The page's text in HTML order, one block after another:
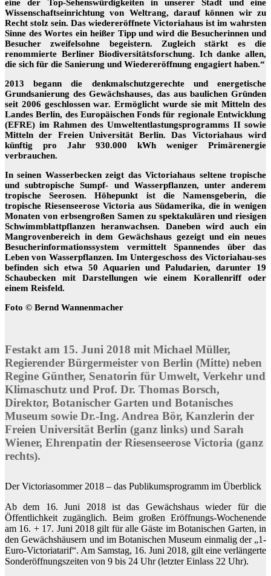
eine der Top-Sehenswürdigkeiten in unserer Stadt und eine
Wissenschaftseinrichtung von Weltrang, darauf können wir zu
Recht stolz sein. Das wiedereröffnete Victoriahaus ist im wahrsten
Sinne des Wortes ein heißer Tipp und wird die Besucherinnen und
Besucher zweifelsohne begeistern. Zugleich stärkt es die
renommierte Berliner Biodiversitätsforschung. Ich danke allen,
die sich für die Sanierung und Wiedereröffnung engagiert haben.“
2013 begann die denkmalschutzgerechte und energetische
Grundsanierung des Gewächshauses, das aus baulichen Gründen
seit 2006 geschlossen war. Ermöglicht wurde sie mit Mitteln des
Landes Berlin, des Europäischen Fonds für regionale Entwicklung
(EFRE) im Rahmen des Umweltentlastungsprogramms II sowie
Mitteln der Freien Universität Berlin. Das Victoriahaus wird
künftig pro Jahr 930.000 kWh weniger Primärenergie
verbrauchen.
In seinen Wasserbecken zeigt das Victoriahaus seltene tropische
und subtropische Sumpf- und Wasserpflanzen, unter anderem
tropische Seerosen. Höhepunkt ist die Namensgeberin, die
tropische Riesenseerose Victoria aus Südamerika, die in wenigen
Monaten von erbsengroßen Samen zu spektakulären und riesigen
Schwimmblattpflanzen heranwachsen. Daneben wird auch ein
Mangrovenbereich in dem Gewächshaus gezeigt und ein neues
Besucherinformationssystem vermittelt Spannendes über das
Leben von Wasserpflanzen. Im Untergeschoss des Victoriahau-ses
befinden sich etwa 50 Aquarien und Paludarien, darunter 19
Schaubecken mit Darstellungen wie einem Korallenriff oder
einem Reisfeld.
Foto © Bernd Wannenmacher
Festakt am 15. Juni 2018 mit Michael Müller,
Regierender Bürgermeister von Berlin (Mitte) neben
Regine Günther, Senatorin für Umwelt, Verkehr und
Klimaschutz und Prof. Dr. Thomas Borsch,
Direktor, Botanischer Garten und Botanisches
Museum sowie Dr.-Ing. Andrea Bör, Kanzlerin der
Freien Universität Berlin (ganz links) und Sarah
Wiener, Ehrenpatin der Riesenseerose Victoria (ganz
rechts).
Der Victoriasommer 2018 – das Publikumsprogramm im Überblick
Ab dem 16. Juni 2018 ist das Gewächshaus wieder für die
Öffentlichkeit zugänglich. Beim großen Eröffnungs-Wochenende
am 16. + 17. Juni 2018 gilt für alle Gäste im Botanischen Garten, in
den Gewächshäusern und im Botanischen Museum einmalig der „1-
Euro-Victoriatarif“. Am Samstag, 16. Juni 2018, gilt eine verlängerte
Sonderöffnungszeiten von 9 bis 24 Uhr (letzter Einlass 22 Uhr).